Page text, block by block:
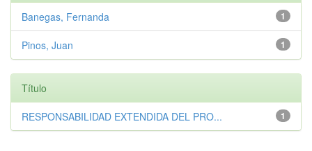
1
Banegas, Fernanda
1
Pinos, Juan
Título
1
RESPONSABILIDAD EXTENDIDA DEL PRO...